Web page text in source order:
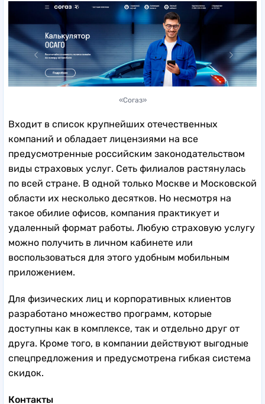
«Согаз»
Входит в список крупнейших отечественных
компаний и обладает лицензиями на все
предусмотренные российским законодательством
виды страховых услуг. Сеть филиалов растянулась
по всей стране. В одной только Москве и Московской
области их несколько десятков. Но несмотря на
такое обилие офисов, компания практикует и
удаленный формат работы. Любую страховую услугу
можно получить в личном кабинете или
воспользоваться для этого удобным мобильным
приложением.
Для физических лиц и корпоративных клиентов
разработано множество программ, которые
доступны как в комплексе, так и отдельно друг от
друга. Кроме того, в компании действуют выгодные
спецпредложения и предусмотрена гибкая система
скидок.
Контакты